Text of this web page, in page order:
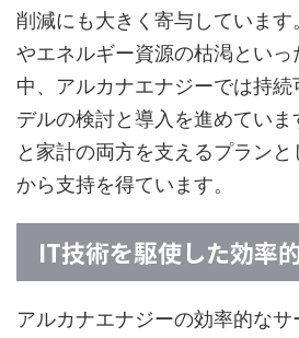
削減にも大きく寄与していま
やエネルギー資源の枯渇とい
中、アルカナエナジーでは持
デルの検討と導入を進めてい
と家計の両方を支えるプラン
から支持を得ています。
IT技術を駆使した効率
アルカナエナジーの効率的な